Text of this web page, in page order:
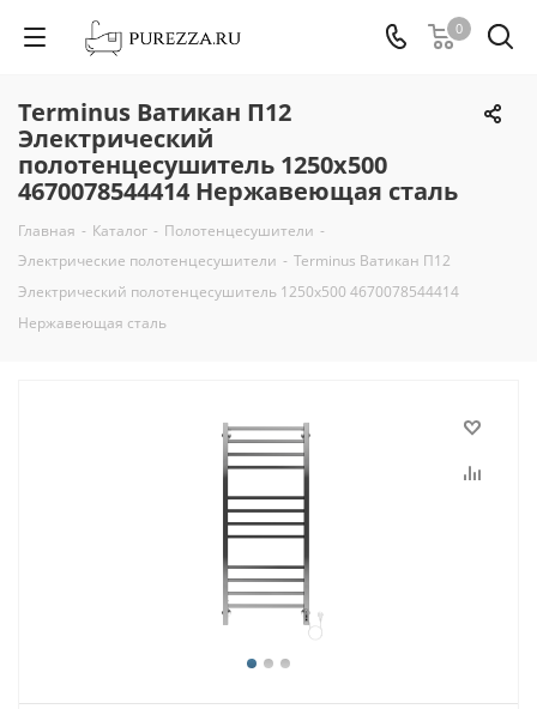
0
Terminus Ватикан П12
Электрический
полотенцесушитель 1250х500
4670078544414 Нержавеющая сталь
Главная - Каталог - Полотенцесушители -
Электрические полотенцесушители - Terminus Ватикан П12
Электрический полотенцесушитель 1250х500 4670078544414
Нержавеющая сталь